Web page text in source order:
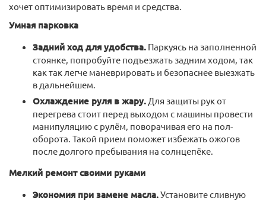
хочет оптимизировать время и средства.
Умная парковка
Задний ход для удобства. Паркуясь на заполненной
стоянке, попробуйте подъезжать задним ходом, так
как так легче маневрировать и безопаснее выезжать
в дальнейшем.
Охлаждение руля в жару. Для защиты рук от
перегрева стоит перед выходом с машины провести
манипуляцию с рулём, поворачивая его на пол-
оборота. Такой прием поможет избежать ожогов
после долгого пребывания на солнцепёке.
Мелкий ремонт своими руками
Экономия при замене масла.Установите сливную